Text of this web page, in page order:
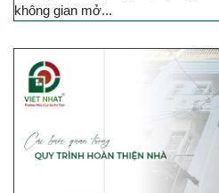
không gian mở...